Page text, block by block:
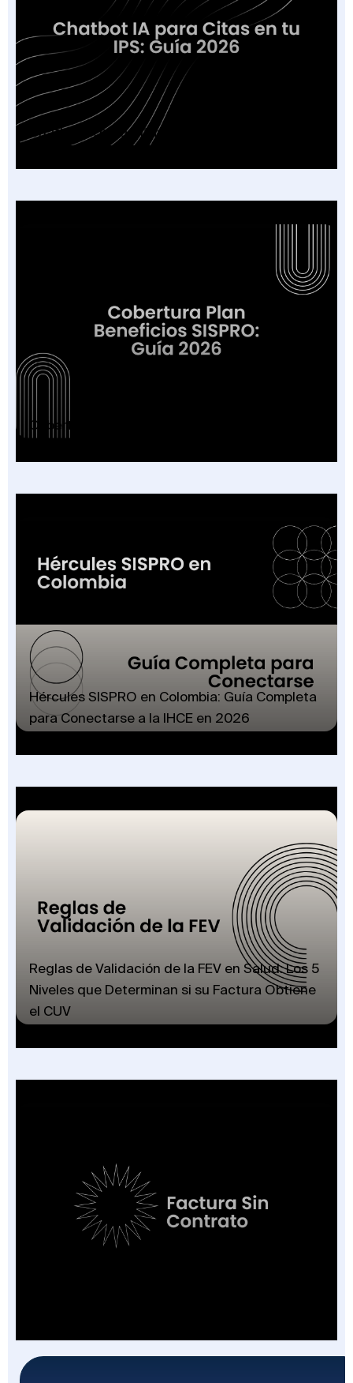
Chatbot IA para Citas en tu IPS: Guía 2026
Cobertura Plan Beneficios SISPRO: Guía 2026
Hércules SISPRO en Colombia: Guía Completa
para Conectarse a la IHCE en 2026
Reglas de Validación de la FEV en Salud: Los 5
Niveles que Determinan si su Factura Obtiene
el CUV